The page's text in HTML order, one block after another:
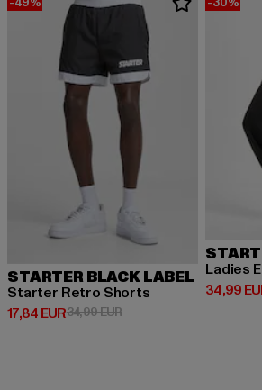
STARTER BLACK LABEL
Starter Retro Shorts
17,84 EUR
Derzeitiger Preis: 17,84 EUR
34,99 EURAktionspreis: 34,99 EUR
Ladies
34,99